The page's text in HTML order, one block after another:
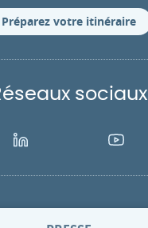
Préparez votre itinéraire
sociaux
LinkedIn Youtube